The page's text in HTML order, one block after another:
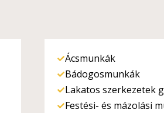
Ácsmunkák
Bádogosmunkák
Lakatos szerkezetek
Festési- és mázolási